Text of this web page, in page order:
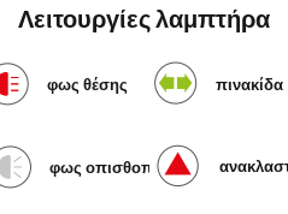
Λειτουργίες λαμπτήρα
φως θέσης
φως οπισθοπορείας
πινακίδα